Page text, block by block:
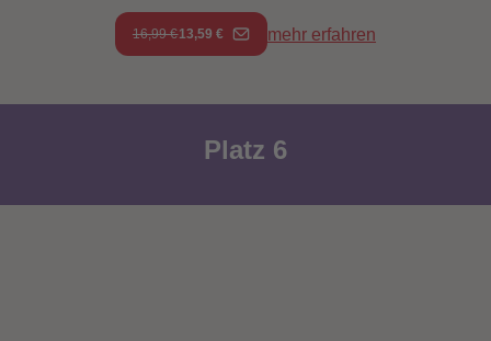
16,99 €13,59 € mehr erfahren
Platz 6